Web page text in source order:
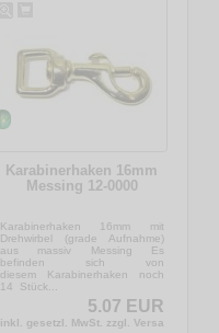
Karabinerhaken 16mm
Messing 12-0000
Karabinerhaken 16mm mit
Drehwirbel (grade Aufnahme)
aus massiv Messing Es
befinden sich von
diesem Karabinerhaken noch
14 Stück...
5.07 EUR
inkl. gesetzl. MwSt. zzgl. Versandkosten